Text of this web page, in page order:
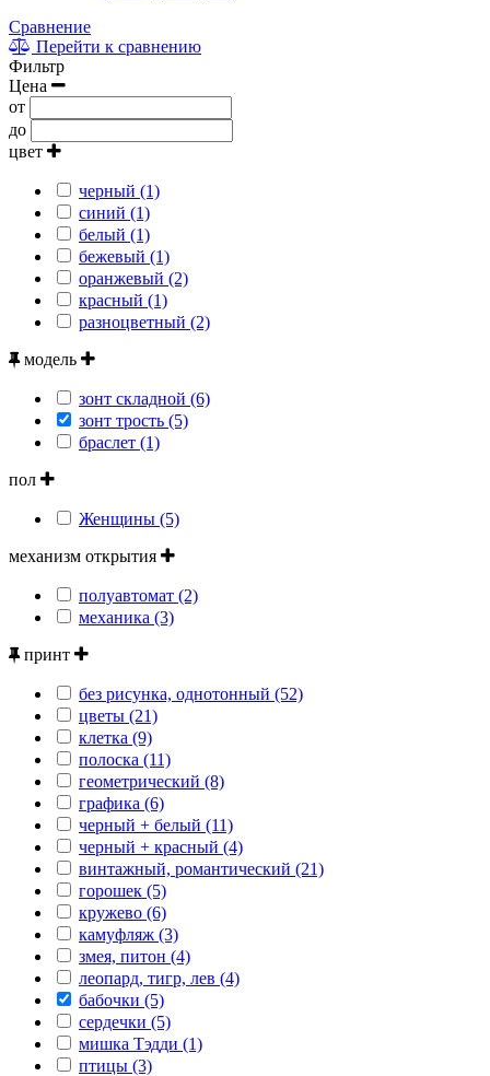
Сравнение
Перейти к сравнению
Фильтр
Цена
от
до
цвет
черный (1)
синий (1)
белый (1)
бежевый (1)
оранжевый (2)
красный (1)
разноцветный (2)
модель
зонт складной (6)
зонт трость (5)
браслет (1)
пол
Женщины (5)
механизм открытия
полуавтомат (2)
механика (3)
принт
без рисунка, однотонный (52)
цветы (21)
клетка (9)
полоска (11)
геометрический (8)
графика (6)
черный + белый (11)
черный + красный (4)
винтажный, романтический (21)
горошек (5)
кружево (6)
камуфляж (3)
змея, питон (4)
леопард, тигр, лев (4)
бабочки (5)
сердечки (5)
мишка Тэдди (1)
птицы (3)